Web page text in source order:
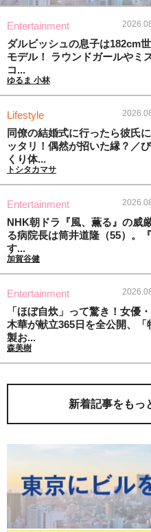
Entertainment
ダルビッシュの息子は182cm
モデル！ ラウンドガールやミ
コ...
ゆるま 小林
Lifestyle
同僚の結婚式に行ったら彼氏
ッタリ！偶然が招いた縁？／
くり体...
トシタカマサ
Entertainment
NHK朝ドラ『風、薫る』の威
る病院長は筒井道隆（55）。
す...
加賀谷健
Entertainment
「ほぼ自炊」って驚き！女優
木華が献立365日を全公開、「
製お...
森美樹
新着記事をもっ